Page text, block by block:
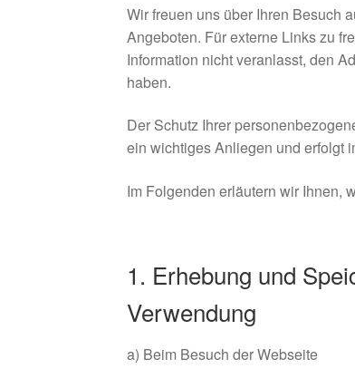
Wir freuen uns über Ihren Besuch
Angeboten. Für externe Links zu
Information nicht veranlasst, den
haben.
Der Schutz Ihrer
ein wichtiges Anliegen und erfolgt
Im Folgenden erläutern wir Ihnen,
1. Erhebung und
Verwendung
a) Beim Besuch der Webseite